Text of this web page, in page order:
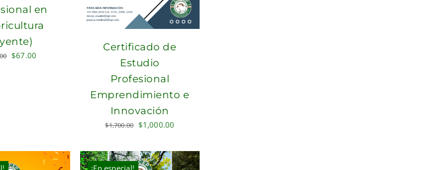
en
Original
$67.00
Certificado de
Estudio
Profesional
Emprendimiento e
Innovación
$1,700.00 Original
was:
$1,700.00.
$1,000.00
is:
$1,000.00.